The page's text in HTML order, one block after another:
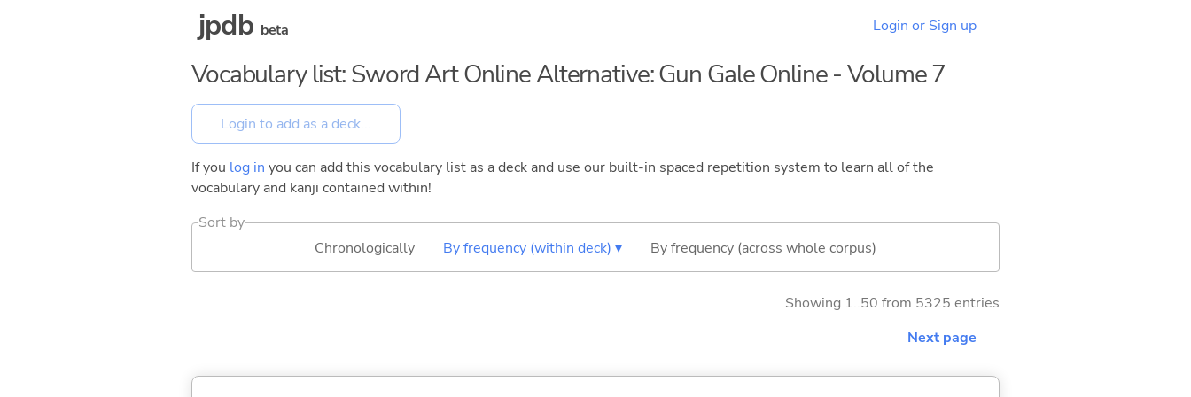
jpdb beta Login or Sign up
Vocabulary list: Sword Art Online Alternative: Gun Gale Online - Volume 7
If you log in you can add this vocabulary list as a deck and use our built-in spaced repetition system to learn all of the
vocabulary and kanji contained within!
Sort by
Chronologically
By frequency (within deck) ▾ By frequency (across whole corpus)
Showing 1..50 from 5325 entries
Next page